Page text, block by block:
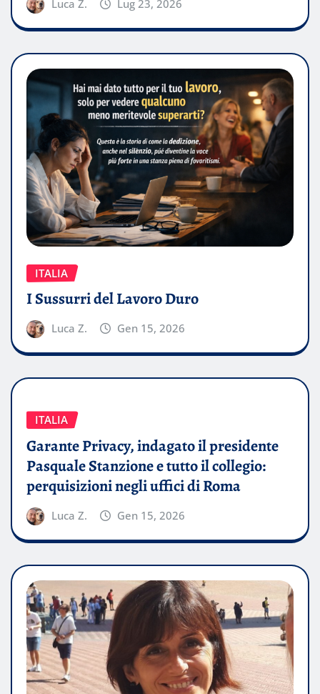
Luca Z. Lug 23, 2026
ITALIA
I Sussurri del Lavoro Duro
Luca Z. Gen 15, 2026
ITALIA
Garante Privacy, indagato il presidente
Pasquale Stanzione e tutto il collegio:
perquisizioni negli uffici di Roma
Luca Z. Gen 15, 2026